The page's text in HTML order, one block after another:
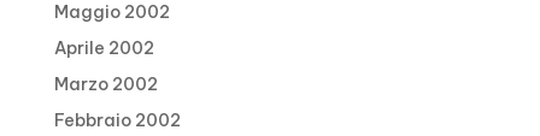
Maggio 2002
Aprile 2002
Marzo 2002
Febbraio 2002